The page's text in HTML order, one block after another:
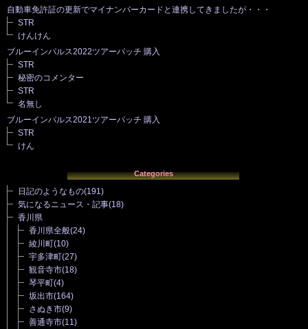
自動車免許証の更新でマイナンバーカードと連携してきましたが・・・
STR
けんけん
ブルーインパルス2022ツアーパッチ 購入
STR
秘密のコメンター
STR
名無し
ブルーインパルス2021ツアーパッチ 購入
STR
けん
Categories
日記のようなもの(191)
気になるニュース・記事(18)
香川県
香川県全般(24)
綾川町(10)
宇多津町(27)
観音寺市(18)
琴平町(4)
坂出市(164)
さぬき市(9)
善通寺市(11)